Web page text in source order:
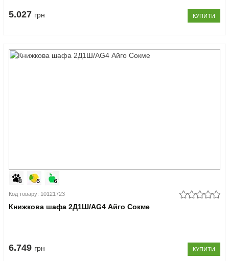
5.027 грн КУПИТИ
Код товару: 10121723
Книжкова шафа 2Д1Ш/AG4 Айго Сокме
6.749 грн КУПИТИ